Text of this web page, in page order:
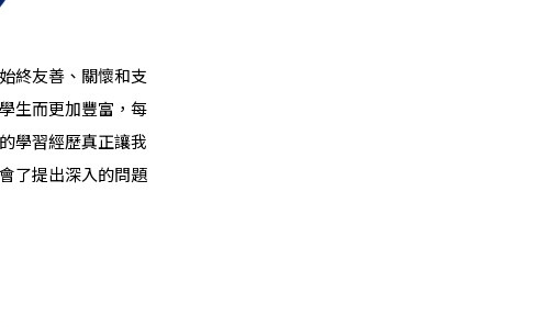
終友善、關懷和支
生而更加豐富，每
學習經歷真正讓我
了提出深入的問題